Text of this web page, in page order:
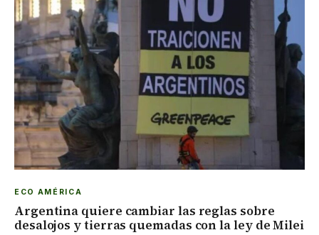
ECO AMÉRICA
Argentina quiere cambiar las reglas sobre
desalojos y tierras quemadas con la ley de Milei